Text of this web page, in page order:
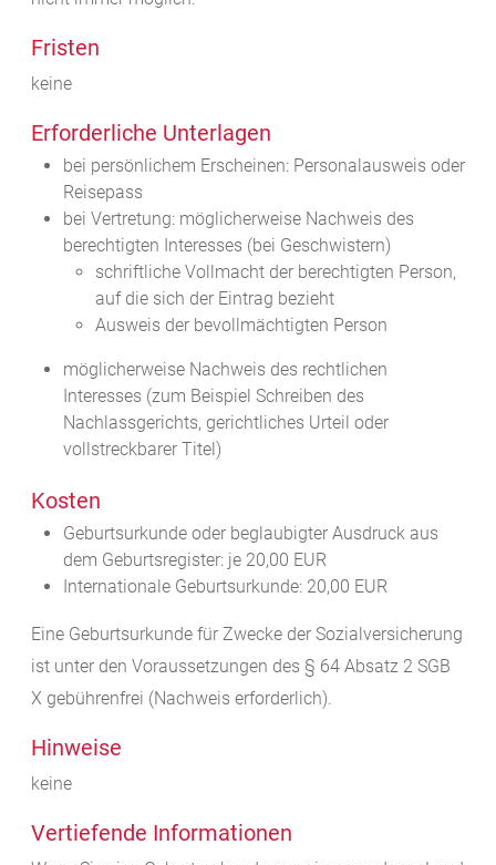
Fristen
keine
Erforderliche Unterlagen
bei persönlichem Erscheinen: Personalausweis oder
Reisepass
bei Vertretung: möglicherweise Nachweis des
berechtigten Interesses (bei Geschwistern)
schriftliche Vollmacht der berechtigten Person,
auf die sich der Eintrag bezieht
Ausweis der bevollmächtigten Person
möglicherweise Nachweis des rechtlichen
Interesses (zum Beispiel Schreiben des
Nachlassgerichts, gerichtliches Urteil oder
vollstreckbarer Titel)
Kosten
Geburtsurkunde oder beglaubigter Ausdruck aus
dem Geburtsregister: je 20,00 EUR
Internationale Geburtsurkunde: 20,00 EUR
Eine Geburtsurkunde für Zwecke der Sozialversicherung
ist unter den Voraussetzungen des § 64 Absatz 2 SGB
X gebührenfrei (Nachweis erforderlich).
Hinweise
keine
Vertiefende Informationen